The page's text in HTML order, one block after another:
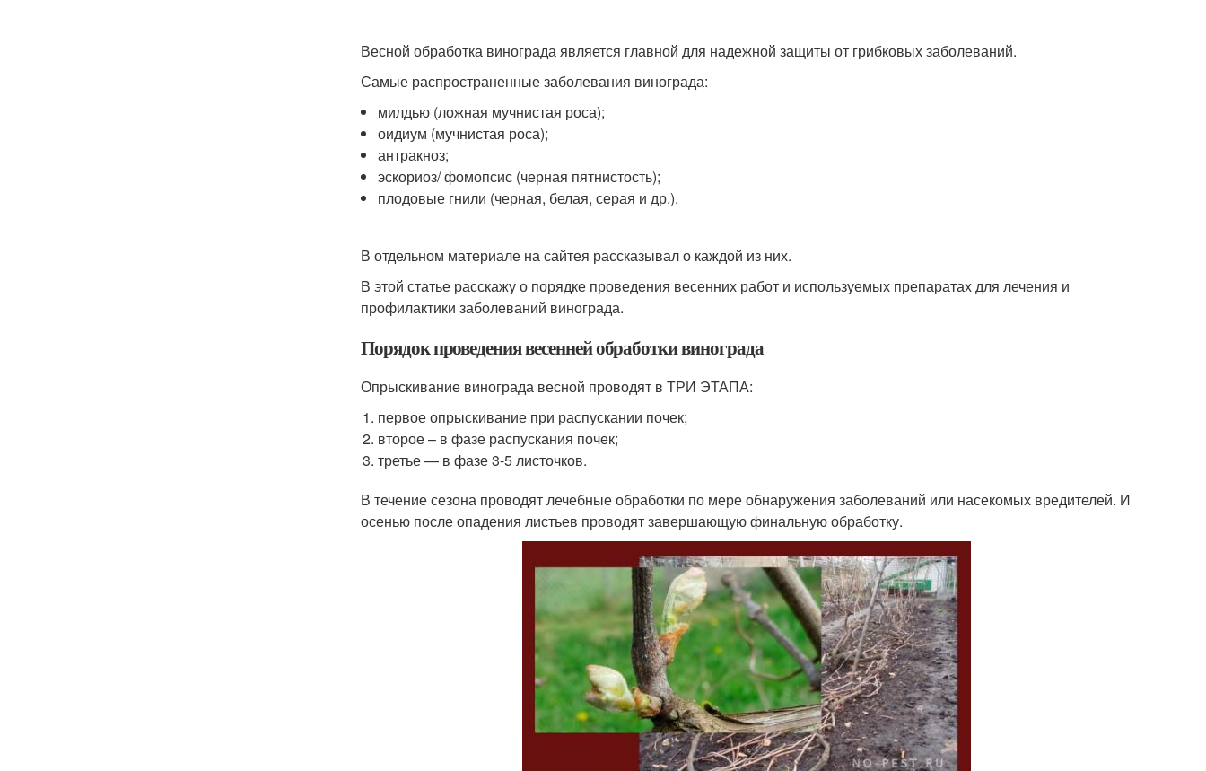
Весной обработка винограда является главной для надежной защиты от грибковых заболеваний.
Самые распространенные заболевания винограда:
милдью (ложная мучнистая роса);
оидиум (мучнистая роса);
антракноз;
эскориоз/ фомопсис (черная пятнистость);
плодовые гнили (черная, белая, серая и др.).
В отдельном материале на сайтея рассказывал о каждой из них.
В этой статье расскажу о порядке проведения весенних работ и используемых препаратах для лечения и
профилактики заболеваний винограда.
Порядок проведения весенней обработки винограда
Опрыскивание винограда весной проводят в ТРИ ЭТАПА:
первое опрыскивание при распускании почек;
второе – в фазе распускания почек;
третье — в фазе 3-5 листочков.
В течение сезона проводят лечебные обработки по мере обнаружения заболеваний или насекомых вредителей. И
осенью после опадения листьев проводят завершающую финальную обработку.